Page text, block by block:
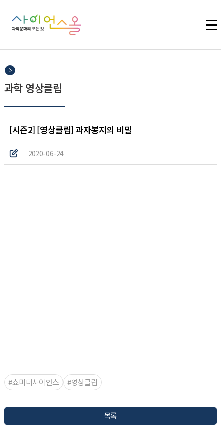
과학 영상클립
[시즌2] [영상클립] 과자봉지의 비밀
2020-06-24
#쇼미더사이언스 #영상클립
목록